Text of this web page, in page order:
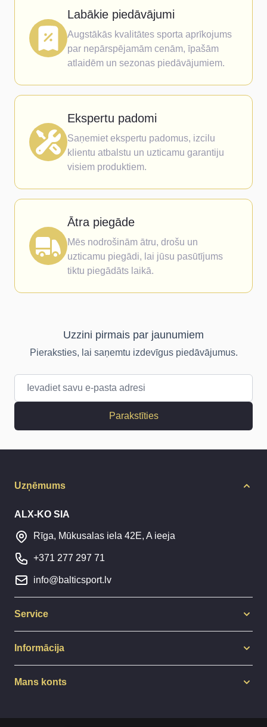
Labākie piedāvājumi
Augstākās kvalitātes sporta aprīkojums
par nepārspējamām cenām, īpašām
atlaidēm un sezonas piedāvājumiem.
Ekspertu padomi
Saņemiet ekspertu padomus, izcilu
klientu atbalstu un uzticamu garantiju
visiem produktiem.
Ātra piegāde
Mēs nodrošinām ātru, drošu un
uzticamu piegādi, lai jūsu pasūtījums
tiktu piegādāts laikā.
Uzzini pirmais par jaunumiem
Pieraksties, lai saņemtu izdevīgus piedāvājumus.
Parakstīties
Uzņēmums
ALX-KO SIA
Rīga, Mūkusalas iela 42E, A ieeja
+371 277 297 71
info@balticsport.lv
Service
Informācija
Mans konts